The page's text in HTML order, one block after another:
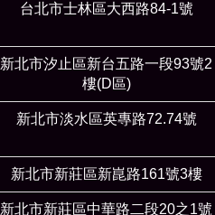
台北市士林區大西路84-1號
新北市汐止區新台五路一段93號2
樓(D區)
新北市淡水區英專路72.74號
新北市新莊區新崑路161號3樓
新北市新莊區中華路二段20之1號